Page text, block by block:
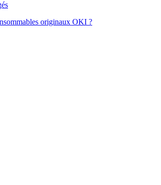
originaux OKI ?